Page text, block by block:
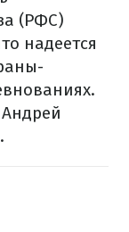
(РФС)
надеется